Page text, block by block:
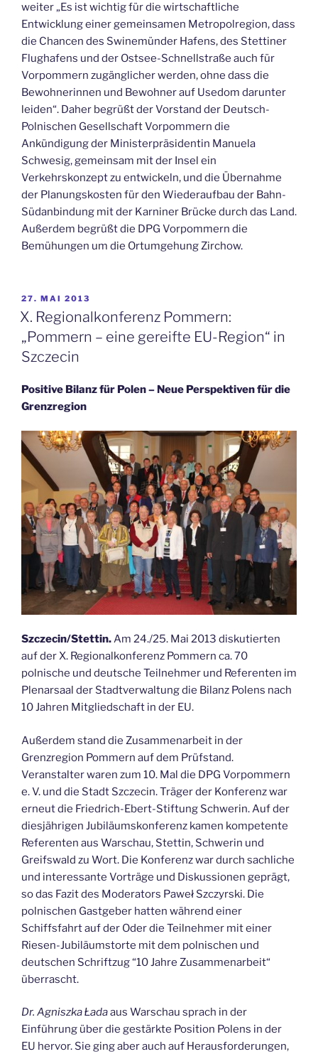
weiter „Es ist wichtig für die wirtschaftliche
Entwicklung einer gemeinsamen Metropolregion, dass
die Chancen des Swinemünder Hafens, des Stettiner
Flughafens und der Ostsee-Schnellstraße auch für
Vorpommern zugänglicher werden, ohne dass die
Bewohnerinnen und Bewohner auf Usedom darunter
leiden“. Daher begrüßt der Vorstand der Deutsch-
Polnischen Gesellschaft Vorpommern die
Ankündigung der Ministerpräsidentin Manuela
Schwesig, gemeinsam mit der Insel ein
Verkehrskonzept zu entwickeln, und die Übernahme
der Planungskosten für den Wiederaufbau der Bahn-
Südanbindung mit der Karniner Brücke durch das Land.
Außerdem begrüßt die DPG Vorpommern die
Bemühungen um die Ortumgehung Zirchow.
VERÖFFENTLICHT
AM
27. MAI 2013
X. Regionalkonferenz Pommern:
„Pommern – eine gereifte EU-Region“ in
Szczecin
Positive Bilanz für Polen – Neue Perspektiven für die
Grenzregion
Szczecin/Stettin.Am 24./25. Mai 2013 diskutierten
auf der X. Regionalkonferenz Pommern ca. 70
polnische und deutsche Teilnehmer und Referenten im
Plenarsaal der Stadtverwaltung die Bilanz Polens nach
10 Jahren Mitgliedschaft in der EU.
Außerdem stand die Zusammenarbeit in der
Grenzregion Pommern auf dem Prüfstand.
Veranstalter waren zum 10. Mal die DPG Vorpommern
e. V. und die Stadt Szczecin. Träger der Konferenz war
erneut die Friedrich-Ebert-Stiftung Schwerin. Auf der
diesjährigen Jubiläumskonferenz kamen kompetente
Referenten aus Warschau, Stettin, Schwerin und
Greifswald zu Wort. Die Konferenz war durch sachliche
und interessante Vorträge und Diskussionen geprägt,
so das Fazit des Moderators Paweł Szczyrski. Die
polnischen Gastgeber hatten während einer
Schiffsfahrt auf der Oder die Teilnehmer mit einer
Riesen-Jubiläumstorte mit dem polnischen und
deutschen Schriftzug “10 Jahre Zusammenarbeit“
überrascht.
Dr. Agniszka Ładaaus Warschau sprach in der
Einführung über die gestärkte Position Polens in der
EU hervor. Sie ging aber auch auf Herausforderungen,